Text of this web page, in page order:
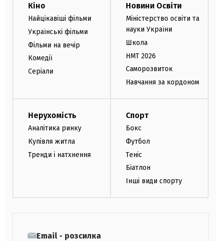
Кіно
Найцікавіші фільми
Українські фільми
Фільми на вечір
Комедії
Серіали
Новини Освіти
Міністерство освіти та
науки України
Школа
НМТ 2026
Саморозвиток
Навчання за кордоном
Нерухомість
Аналітика ринку
Купівля житла
Тренди і натхнення
Спорт
Бокс
Футбол
Теніс
Біатлон
Інші види спорту
Email - розсилка